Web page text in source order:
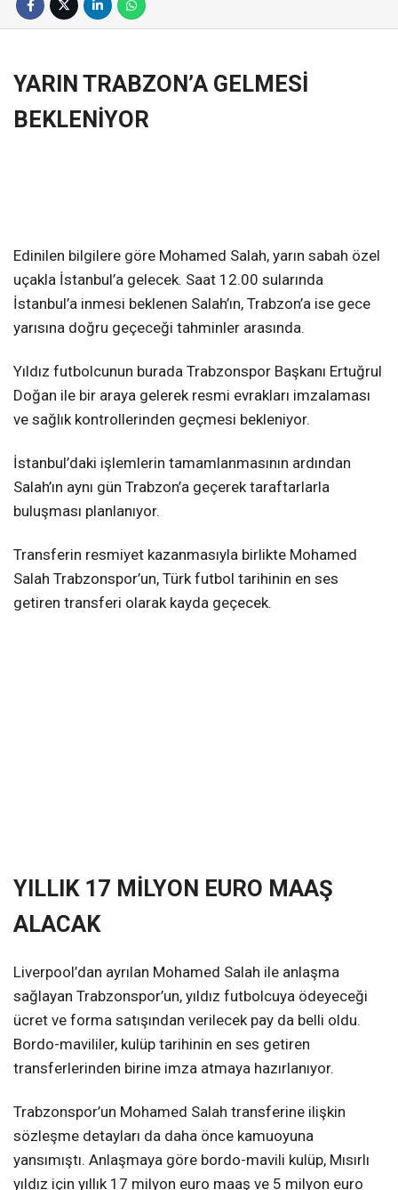
YARIN TRABZON’A GELMESİ
BEKLENİYOR
Edinilen bilgilere göre Mohamed Salah, yarın sabah özel
uçakla İstanbul’a gelecek. Saat 12.00 sularında
İstanbul’a inmesi beklenen Salah’ın, Trabzon’a ise gece
yarısına doğru geçeceği tahminler arasında.
Yıldız futbolcunun burada Trabzonspor Başkanı Ertuğrul
Doğan ile bir araya gelerek resmi evrakları imzalaması
ve sağlık kontrollerinden geçmesi bekleniyor.
İstanbul’daki işlemlerin tamamlanmasının ardından
Salah’ın aynı gün Trabzon’a geçerek taraftarlarla
buluşması planlanıyor.
Transferin resmiyet kazanmasıyla birlikte Mohamed
Salah Trabzonspor’un, Türk futbol tarihinin en ses
getiren transferi olarak kayda geçecek.
YILLIK 17 MİLYON EURO MAAŞ
ALACAK
Liverpool’dan ayrılan Mohamed Salah ile anlaşma
sağlayan Trabzonspor’un, yıldız futbolcuya ödeyeceği
ücret ve forma satışından verilecek pay da belli oldu.
Bordo-mavililer, kulüp tarihinin en ses getiren
transferlerinden birine imza atmaya hazırlanıyor.
Trabzonspor’un Mohamed Salah transferine ilişkin
sözleşme detayları da daha önce kamuoyuna
yansımıştı. Anlaşmaya göre bordo-mavili kulüp, Mısırlı
yıldız için yıllık 17 milyon euro maaş ve 5 milyon euro